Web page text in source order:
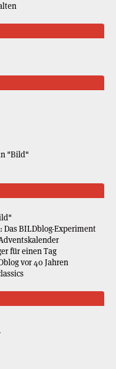
"Bild"
BILDblog-Experiment
für einen Tag
vor 40 Jahren